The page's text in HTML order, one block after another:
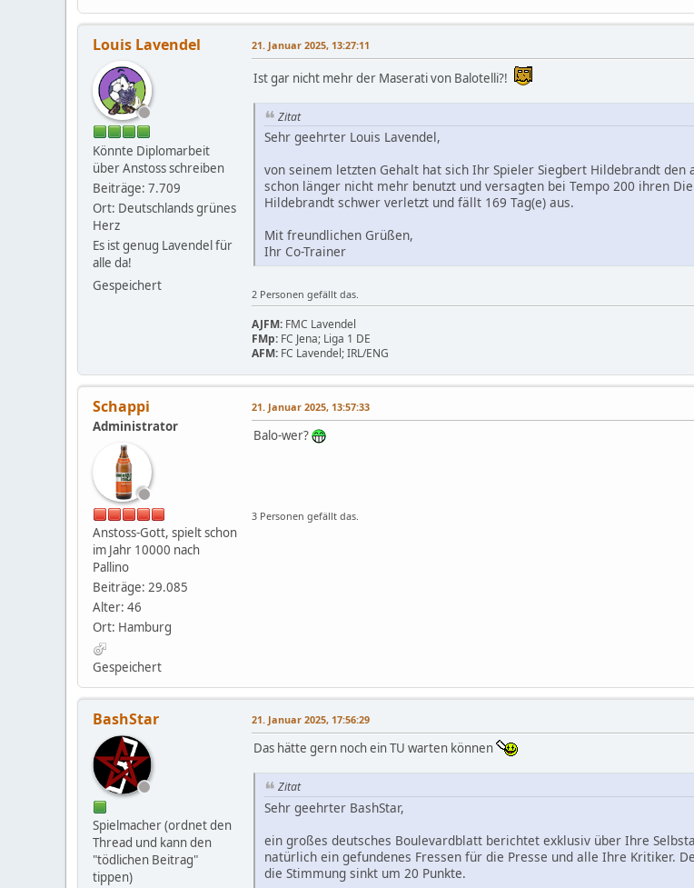
Louis Lavendel
Könnte Diplomarbeit
über Anstoss schreiben
Beiträge: 7.709
Ort: Deutschlands grünes
Herz
Es ist genug Lavendel für
alle da!
Gespeichert
21. Januar 2025, 13:27:11
Ist gar nicht mehr der Maserati von Balotelli?!
Zitat
Sehr geehrter Louis Lavendel,
von seinem letzten Gehalt hat sich Ihr Spieler Siegbert Hildebrandt
schon länger nicht mehr benutzt und versagten bei Tempo 200 ihren
Hildebrandt schwer verletzt und fällt 169 Tag(e) aus.
Mit freundlichen Grüßen,
Ihr Co-Trainer
2 Personen gefällt das.
AJFM: FMC Lavendel
FMp: FC Jena; Liga 1 DE
AFM: FC Lavendel; IRL/ENG
Schappi
Administrator
Anstoss-Gott, spielt schon
im Jahr 10000 nach
Pallino
Beiträge: 29.085
Alter: 46
Ort: Hamburg
Gespeichert
21. Januar 2025, 13:57:33
Balo-wer?
3 Personen gefällt das.
BashStar
Spielmacher (ordnet den
Thread und kann den
"tödlichen Beitrag"
tippen)
21. Januar 2025, 17:56:29
Das hätte gern noch ein TU warten können
Zitat
Sehr geehrter BashStar,
ein großes deutsches Boulevardblatt berichtet exklusiv über Ihre
natürlich ein gefundenes Fressen für die Presse und alle Ihre Kritiker.
die Stimmung sinkt um 20 Punkte.